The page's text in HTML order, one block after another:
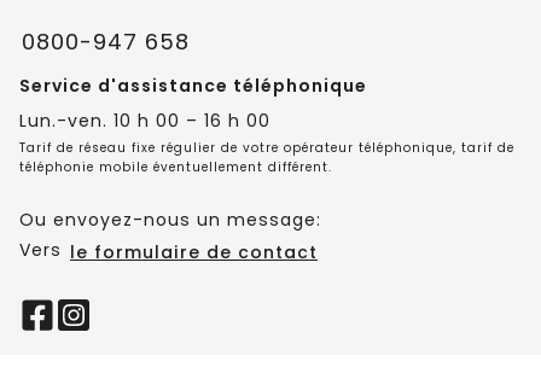
0800-947 658
Service d'assistance téléphonique
Lun.-ven. 10 h 00 – 16 h 00
Tarif de réseau fixe régulier de votre opérateur téléphonique, tarif de
téléphonie mobile éventuellement différent.
Ou envoyez-nous un message:
Vers le formulaire de contact